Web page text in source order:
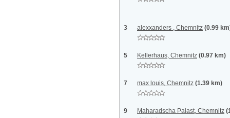
3 alexxanders , Chemnitz (0.99
5 Kellerhaus, Chemnitz (0.97 km)
7 max louis, Chemnitz (1.39 km)
9 Maharadscha Palast, Chemnitz